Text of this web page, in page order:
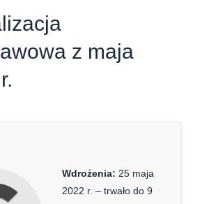
z maja
Wdrożenia: 25 maja
2022 r. – trwało do 9